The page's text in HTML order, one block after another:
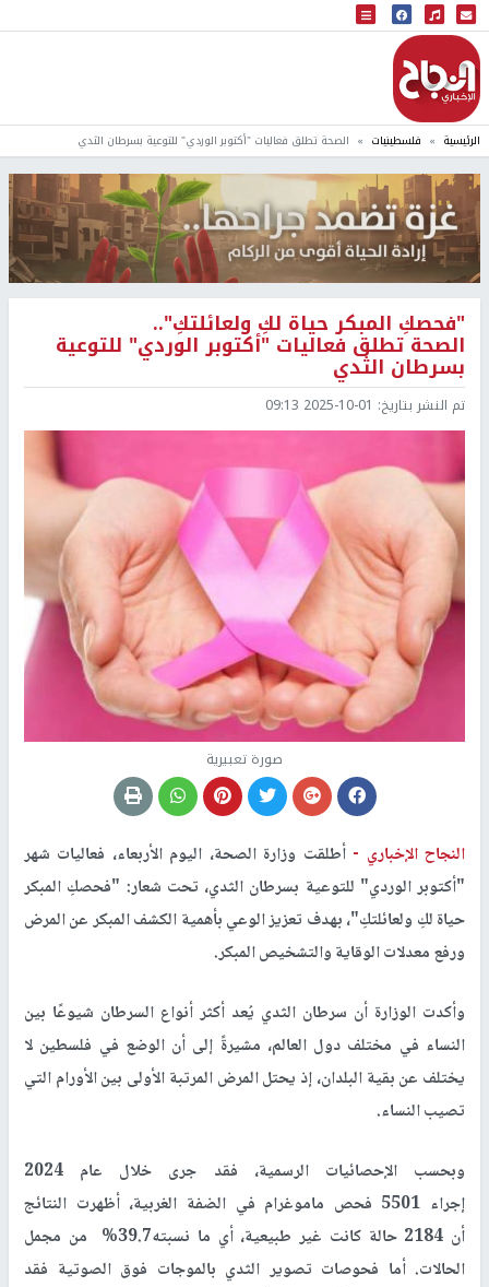
البث المباشر
إذاعة النجاح
الرئيسية فلسطينيات الصحة تطلق فعاليات "أكتوبر الوردي" للتوعية بسرطان الثدي
"فحصكِ المبكر حياة لكِ ولعائلتكِ"..
الصحة تطلق فعاليات "أكتوبر الوردي" للتوعية
بسرطان الثدي
تم النشر بتاريخ: 2025-10-01 09:13
صورة تعبيرية
النجاح الإخباري -أطلقت وزارة الصحة، اليوم الأربعاء، فعاليات شهر
"أكتوبر الوردي" للتوعية بسرطان الثدي، تحت شعار: "فحصكِ المبكر
حياة لكِ ولعائلتكِ"، بهدف تعزيز الوعي بأهمية الكشف المبكر عن المرض
ورفع معدلات الوقاية والتشخيص المبكر.
وأكدت الوزارة أن سرطان الثدي يُعد أكثر أنواع السرطان شيوعًا بين
النساء في مختلف دول العالم، مشيرةً إلى أن الوضع في فلسطين لا
يختلف عن بقية البلدان، إذ يحتل المرض المرتبة الأولى بين الأورام التي
تصيب النساء.
وبحسب الإحصائيات الرسمية، فقد جرى خلال عام 2024
إجراء 5501 فحص ماموغرام في الضفة الغربية، أظهرت النتائج
أن 2184 حالة كانت غير طبيعية، أي ما نسبته39.7% من مجمل
الحالات. أما فحوصات تصوير الثدي بالموجات فوق الصوتية فقد